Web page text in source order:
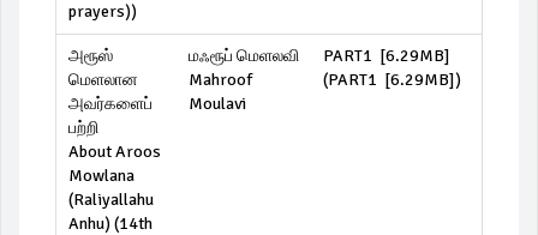
prayers))
அரூஸ்
மெளலான
அவர்களைப்
பற்றி
About Aroos
Mowlana
(Raliyallahu
Anhu) (14th
மஃரூப் மெளலவி
Mahroof
Moulavi
PART1 [6.29MB]
(PART1 [6.29MB])